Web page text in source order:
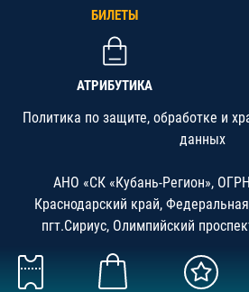
БИЛЕТЫ
АТРИБУТИКА
Политика по защите, обработке и
данных
АНО «СК «Кубань-Регион»,
Краснодарский край,
пгт.Сириус, Олимпийский